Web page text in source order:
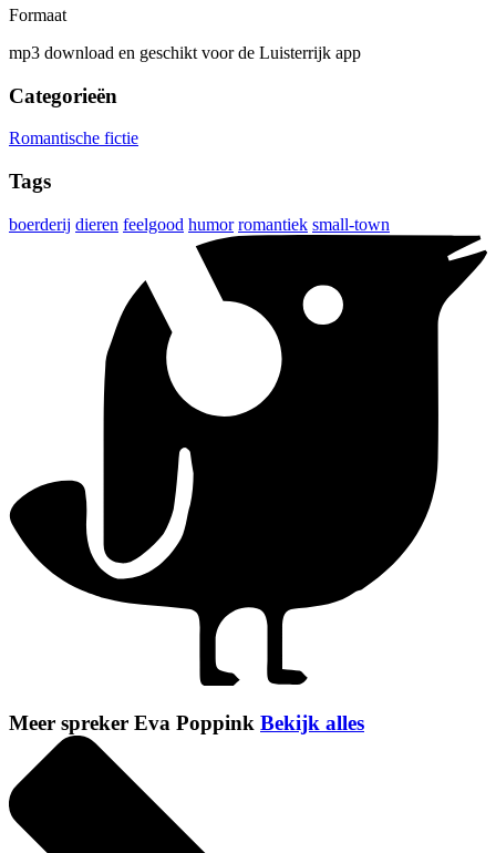
Formaat
mp3 download en geschikt voor de Luisterrijk app
Categorieën
Romantische fictie
Tags
boerderij dieren feelgood humor romantiek small-town
Meer spreker Eva Poppink Bekijk alles